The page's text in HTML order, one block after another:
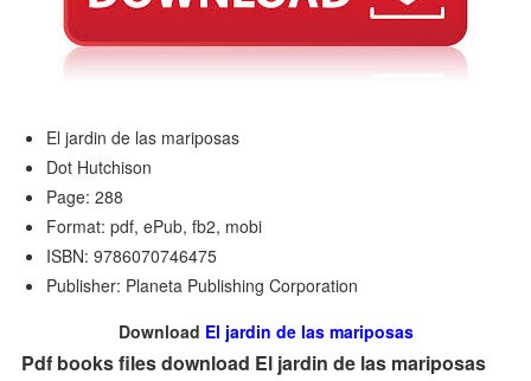
El jardin de las mariposas
Dot Hutchison
Page: 288
Format: pdf, ePub, fb2, mobi
ISBN: 9786070746475
Publisher: Planeta Publishing Corporation
Download El jardin de las mariposas
Pdf books files download El jardin de las mariposas